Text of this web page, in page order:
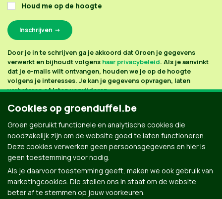
Houd me op de hoogte
Door je in te schrijven ga je akkoord dat Groen je gegevens
verwerkt en bijhoudt volgens haar privacybeleid. Als je aanvinkt
dat je e-mails wilt ontvangen, houden we je op de hoogte
volgens je interesses. Je kan je gegevens opvragen, laten
verbeteren of laten verwijderen.
Cookies op groenduffel.be
Groen gebruikt functionele en analytische cookies die
noodzakelijk zijn om de website goed te laten functioneren.
Deze cookies verwerken geen persoonsgegevens en hier is
geen toestemming voor nodig.
Als je daarvoor toestemming geeft, maken we ook gebruik van
marketingcookies. Die stellen ons in staat om de website
beter af te stemmen op jouw voorkeuren.